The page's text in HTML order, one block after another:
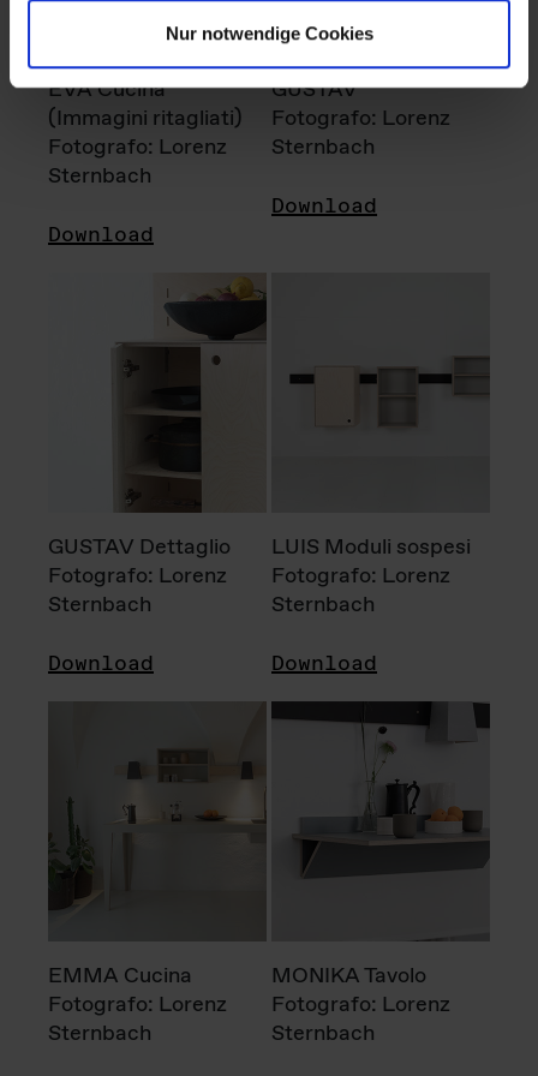
Nur notwendige Cookies
EVA Cucina
(Immagini ritagliati)
Fotografo: Lorenz
Sternbach
Download
GUSTAV
Fotografo: Lorenz
Sternbach
Download
GUSTAV Dettaglio
Fotografo: Lorenz
Sternbach
Download
LUIS Moduli sospesi
Fotografo: Lorenz
Sternbach
Download
EMMA Cucina
Fotografo: Lorenz
Sternbach
MONIKA Tavolo
Fotografo: Lorenz
Sternbach